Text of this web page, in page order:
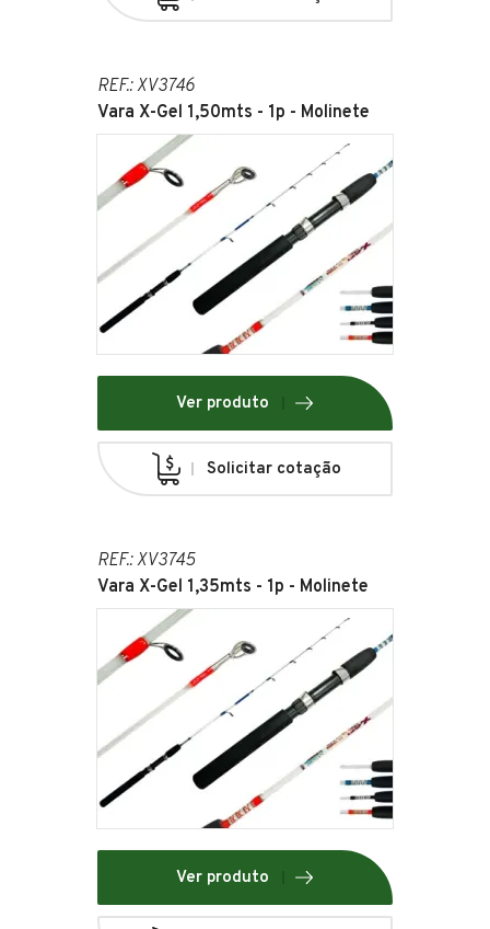
REF.: XV3746
Vara X-Gel 1,50mts - 1p - Molinete
Ver produto
Solicitar cotação
REF.: XV3745
Vara X-Gel 1,35mts - 1p - Molinete
Ver produto